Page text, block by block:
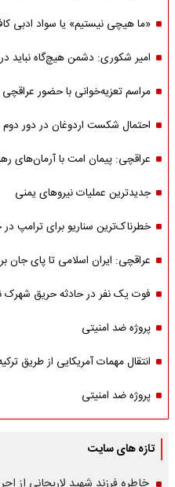
«ما هیچی نیستیم» یا سواد ادبی
امیر شکوری: دشمن هیچ‌گاه نباید
مراسم تعزیه‌خوانی با حضور
احتمال شکست اردوغان در دور دوم
عراقچی: پیمان امت با آرمان‌های
جدیدترین عملیات نیروهای یمنی
خطرناک‌ترین سناریو برای ترامپ
عراقچی: ایران اسلامی تا پای جان
فوت یک نفر در حادثه حریق شهرک
پروژه ضد امنیتی
انتقال مهمات آمریکایی از طریق
پروژه ضد امنیتی
تازه های سایت